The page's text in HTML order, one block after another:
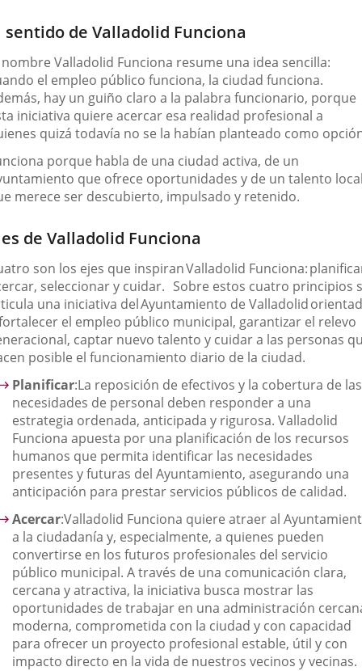
sentido de Valladolid Funciona
nombre Valladolid Funciona resume una idea sencilla:
el empleo público funciona, la ciudad funciona.
hay un guiño claro a la palabra funcionario, porque
iniciativa quiere acercar esa realidad profesional a
quizá todavía no se la habían planteado como
porque habla de una ciudad activa, de un
que ofrece oportunidades y de un talento
merece ser descubierto, impulsado y retenido.
de Valladolid Funciona
son los ejes que inspiranValladolid Funciona:
seleccionar y cuidar. Sobre estos cuatro principios
una iniciativa delAyuntamiento de Valladolid
el empleo público municipal, garantizar el relevo
captar nuevo talento y cuidar a las personas
posible el funcionamiento diario de la ciudad.
Planificar:La reposición de efectivos y la cobertura de las
necesidades de personal deben responder a una
estrategia ordenada, anticipada y rigurosa. Valladolid
Funciona apuesta por una planificación de los recursos
humanos que permita identificar las necesidades
presentes y futuras del Ayuntamiento, asegurando una
anticipación para prestar servicios públicos de calidad.
Acercar:Valladolid Funciona quiere atraer al
a la ciudadanía y, especialmente, a quienes pueden
convertirse en los futuros profesionales del servicio
público municipal. A través de una comunicación clara,
cercana y atractiva, la iniciativa busca mostrar las
oportunidades de trabajar en una administración
moderna, comprometida con la ciudad y con capacidad
para ofrecer un proyecto profesional estable, útil y con
impacto directo en la vida de nuestros vecinos y vecinas.